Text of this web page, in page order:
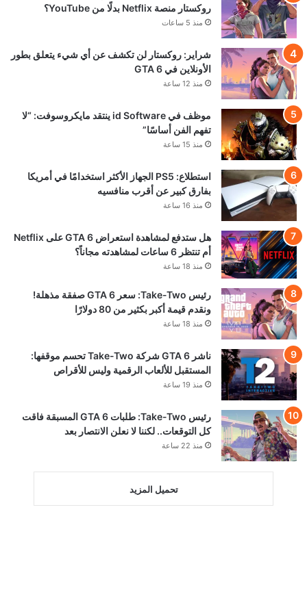
روكستار منصة Netflix بدلًا من YouTube؟
منذ 5 ساعات
شراير: روكستار لن تكشف عن أي شيء يتعلق بطور
الأونلاين في GTA 6
منذ 12 ساعة
موظف في id Software ينتقد مايكروسوفت: “لا
تفهم الفن أساسًا”
منذ 15 ساعة
استطلاع: PS5 الجهاز الأكثر استخدامًا في أمريكا
بفارق كبير عن أقرب منافسيه
منذ 16 ساعة
هل ستدفع لمشاهدة استعراض GTA 6 على Netflix
أم تنتظر 6 ساعات لمشاهدته مجاناً؟
منذ 18 ساعة
رئيس Take-Two: سعر GTA 6 صفقة مذهلة!
ونقدم قيمة أكبر بكثير من 80 دولارًا
منذ 18 ساعة
ناشر GTA 6 شركة Take-Two تحسم موقفها:
المستقبل للألعاب الرقمية وليس للأقراص
منذ 19 ساعة
رئيس Take-Two: طلبات GTA 6 المسبقة فاقت
كل التوقعات.. لكننا لا نعلن الانتصار بعد
منذ 22 ساعة
تحميل المزيد